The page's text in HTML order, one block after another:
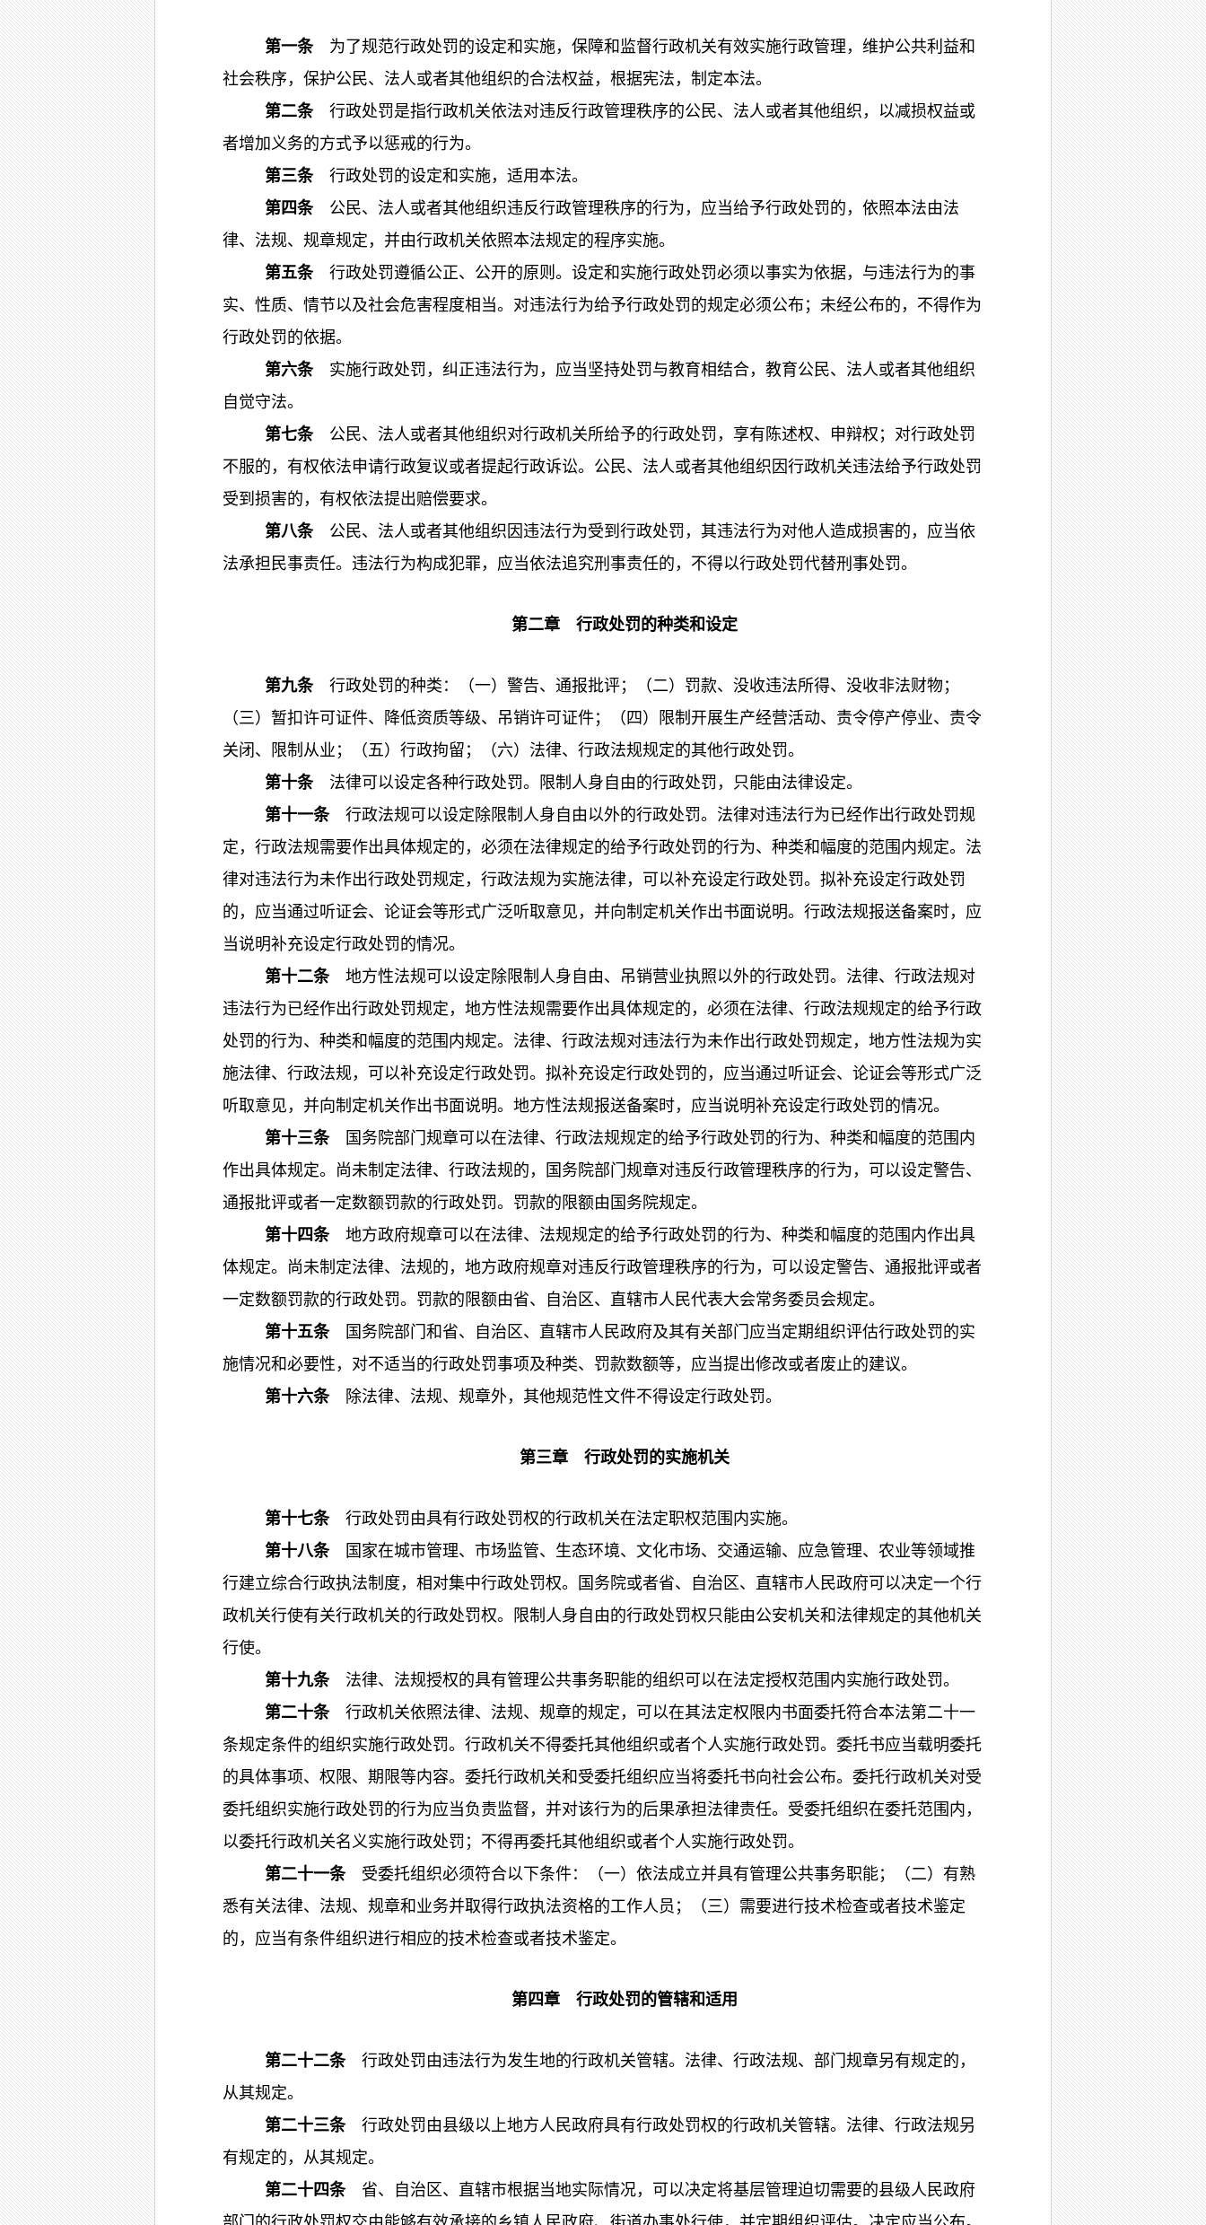
第一条为了规范行政处罚的设定和实施，保障和监督行政机关有效实施行政管理，维护公共利益和
社会秩序，保护公民、法人或者其他组织的合法权益，根据宪法，制定本法。
第二条行政处罚是指行政机关依法对违反行政管理秩序的公民、法人或者其他组织，以减损权益或
者增加义务的方式予以惩戒的行为。
第三条行政处罚的设定和实施，适用本法。
第四条 公民、法人或者其他组织违反行政管理秩序的行为，应当给予行政处罚的，依照本法由法
律、法规、规章规定，并由行政机关依照本法规定的程序实施。
第五条行政处罚遵循公正、公开的原则。设定和实施行政处罚必须以事实为依据，与违法行为的事
实、性质、情节以及社会危害程度相当。对违法行为给予行政处罚的规定必须公布；未经公布的，不得作为
行政处罚的依据。
第六条 实施行政处罚，纠正违法行为，应当坚持处罚与教育相结合，教育公民、法人或者其他组织
自觉守法。
第七条公民、法人或者其他组织对行政机关所给予的行政处罚，享有陈述权、申辩权；对行政处罚
不服的，有权依法申请行政复议或者提起行政诉讼。公民、法人或者其他组织因行政机关违法给予行政处罚
受到损害的，有权依法提出赔偿要求。
第八条 公民、法人或者其他组织因违法行为受到行政处罚，其违法行为对他人造成损害的，应当依
法承担民事责任。违法行为构成犯罪，应当依法追究刑事责任的，不得以行政处罚代替刑事处罚。
第二章 行政处罚的种类和设定
第九条行政处罚的种类：（一）警告、通报批评；（二）罚款、没收违法所得、没收非法财物；
（三）暂扣许可证件、降低资质等级、吊销许可证件；（四）限制开展生产经营活动、责令停产停业、责令
关闭、限制从业；（五）行政拘留；（六）法律、行政法规规定的其他行政处罚。
第十条法律可以设定各种行政处罚。限制人身自由的行政处罚，只能由法律设定。
第十一条行政法规可以设定除限制人身自由以外的行政处罚。法律对违法行为已经作出行政处罚规
定，行政法规需要作出具体规定的，必须在法律规定的给予行政处罚的行为、种类和幅度的范围内规定。法
律对违法行为未作出行政处罚规定，行政法规为实施法律，可以补充设定行政处罚。拟补充设定行政处罚
的，应当通过听证会、论证会等形式广泛听取意见，并向制定机关作出书面说明。行政法规报送备案时，应
当说明补充设定行政处罚的情况。
第十二条地方性法规可以设定除限制人身自由、吊销营业执照以外的行政处罚。法律、行政法规对
违法行为已经作出行政处罚规定，地方性法规需要作出具体规定的，必须在法律、行政法规规定的给予行政
处罚的行为、种类和幅度的范围内规定。法律、行政法规对违法行为未作出行政处罚规定，地方性法规为实
施法律、行政法规，可以补充设定行政处罚。拟补充设定行政处罚的，应当通过听证会、论证会等形式广泛
听取意见，并向制定机关作出书面说明。地方性法规报送备案时，应当说明补充设定行政处罚的情况。
第十三条国务院部门规章可以在法律、行政法规规定的给予行政处罚的行为、种类和幅度的范围内
作出具体规定。尚未制定法律、行政法规的，国务院部门规章对违反行政管理秩序的行为，可以设定警告、
通报批评或者一定数额罚款的行政处罚。罚款的限额由国务院规定。
第十四条地方政府规章可以在法律、法规规定的给予行政处罚的行为、种类和幅度的范围内作出具
体规定。尚未制定法律、法规的，地方政府规章对违反行政管理秩序的行为，可以设定警告、通报批评或者
一定数额罚款的行政处罚。罚款的限额由省、自治区、直辖市人民代表大会常务委员会规定。
第十五条国务院部门和省、自治区、直辖市人民政府及其有关部门应当定期组织评估行政处罚的实
施情况和必要性，对不适当的行政处罚事项及种类、罚款数额等，应当提出修改或者废止的建议。
第十六条除法律、法规、规章外，其他规范性文件不得设定行政处罚。
第三章 行政处罚的实施机关
第十七条行政处罚由具有行政处罚权的行政机关在法定职权范围内实施。
第十八条国家在城市管理、市场监管、生态环境、文化市场、交通运输、应急管理、农业等领域推
行建立综合行政执法制度，相对集中行政处罚权。国务院或者省、自治区、直辖市人民政府可以决定一个行
政机关行使有关行政机关的行政处罚权。限制人身自由的行政处罚权只能由公安机关和法律规定的其他机关
行使。
第十九条法律、法规授权的具有管理公共事务职能的组织可以在法定授权范围内实施行政处罚。
第二十条行政机关依照法律、法规、规章的规定，可以在其法定权限内书面委托符合本法第二十一
条规定条件的组织实施行政处罚。行政机关不得委托其他组织或者个人实施行政处罚。委托书应当载明委托
的具体事项、权限、期限等内容。委托行政机关和受委托组织应当将委托书向社会公布。委托行政机关对受
委托组织实施行政处罚的行为应当负责监督，并对该行为的后果承担法律责任。受委托组织在委托范围内，
以委托行政机关名义实施行政处罚；不得再委托其他组织或者个人实施行政处罚。
第二十一条 受委托组织必须符合以下条件：（一）依法成立并具有管理公共事务职能；（二）有熟
悉有关法律、法规、规章和业务并取得行政执法资格的工作人员；（三）需要进行技术检查或者技术鉴定
的，应当有条件组织进行相应的技术检查或者技术鉴定。
第四章 行政处罚的管辖和适用
第二十二条行政处罚由违法行为发生地的行政机关管辖。法律、行政法规、部门规章另有规定的，
从其规定。
第二十三条行政处罚由县级以上地方人民政府具有行政处罚权的行政机关管辖。法律、行政法规另
有规定的，从其规定。
第二十四条省、自治区、直辖市根据当地实际情况，可以决定将基层管理迫切需要的县级人民政府